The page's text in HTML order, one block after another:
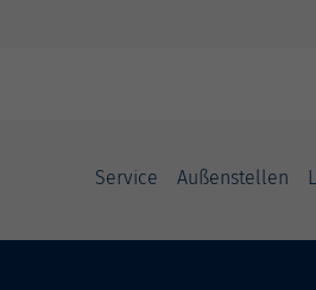
Service Außenstellen